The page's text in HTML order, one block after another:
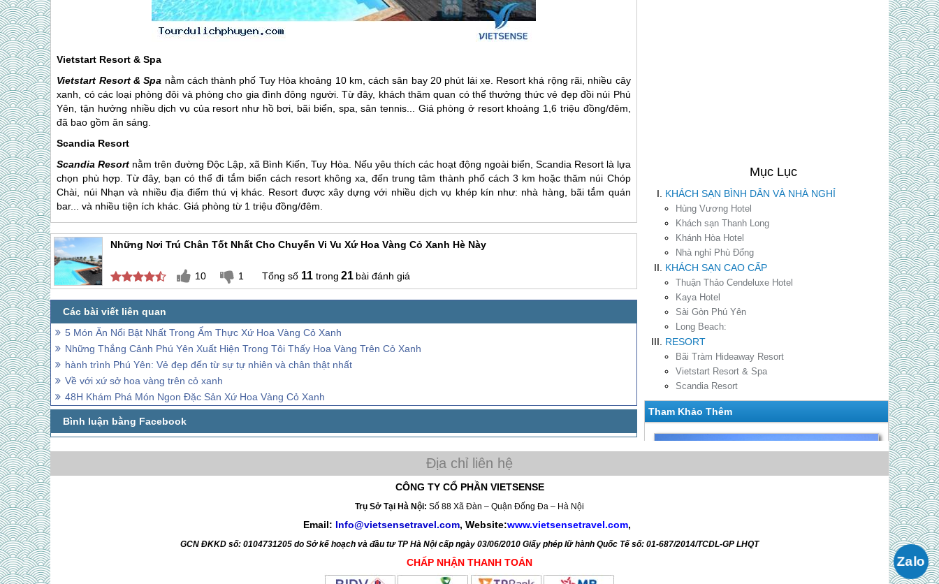
KHÁCH SẠN BÌNH DÂN VÀ NHÀ NGHỈ
Hùng Vương Hotel
Khách sạn Thanh Long
Khánh Hòa Hotel
Nhà nghỉ Phù Đổng
KHÁCH SẠN CAO CẤP
Thuận Thảo Cendeluxe Hotel
Kaya Hotel
Sài Gòn Phú Yên
Long Beach:
RESORT
Bãi Tràm Hideaway Resort
Vietstart Resort & Spa
Scandia Resort
Tham Khảo Thêm
Vietstart Resort & Spa
Vietstart Resort & Spa nằm cách thành phố Tuy Hòa khoảng 10 km, cách sân bay 20 phút lái xe. Resort khá rộng rãi, nhiều cây
xanh, có các loại phòng đôi và phòng cho gia đình đông người. Từ đây, khách thăm quan có thể thưởng thức vẻ đẹp đồi núi Phú
Yên , tận hưởng nhiều dịch vụ của resort như hồ bơi, bãi biển, spa, sân tennis... Giá phòng ở resort khoảng 1,6 triệu đồng/đêm,
đã bao gồm ăn sáng.
Scandia Resort
Scandia Resort nằm trên đường Độc Lập, xã Bình Kiến, Tuy Hòa. Nếu yêu thích các hoạt động ngoài biển, Scandia Resort là lựa
chọn phù hợp. Từ đây, bạn có thể đi tắm biển cách resort không xa, đến trung tâm thành phố cách 3 km hoặc thăm núi Chóp
Chài, núi Nhạn và nhiều địa điểm thú vị khác. Resort được xây dựng với nhiều dịch vụ khép kín như: nhà hàng, bãi tắm quán
bar... và nhiều tiện ích khác. Giá phòng từ 1 triệu đồng/đêm.
Những Nơi Trú Chân Tốt Nhất Cho Chuyến Vi Vu Xứ Hoa Vàng Cỏ Xanh Hè Này
10 1 11 21 bài đánh giá
5 Món Ăn Nổi Bật Nhất Trong Ẩm Thực Xứ Hoa Vàng Cỏ Xanh
Những Thắng Cảnh Phú Yên Xuất Hiện Trong Tôi Thấy Hoa Vàng Trên Cỏ Xanh
hành trình Phú Yên: Vẻ đẹp đến từ sự tự nhiên và chân thật nhất
Về với xứ sở hoa vàng trên cỏ xanh
48H Khám Phá Món Ngon Đặc Sản Xứ Hoa Vàng Cỏ Xanh
CÔNG TY CỔ PHẦN VIETSENSE
Trụ Sở Tại Hà Nội: Số 88 Xã Đàn – Quận Đống Đa – Hà Nội
Email: Info@vietsensetravel.com, Website:www.vietsensetravel.com,
GCN ĐKKD số: 0104731205 do Sở kế hoạch và đầu tư TP Hà Nội cấp ngày 03/06/2010 Giấy phép lữ hành Quốc Tế số: 01-687/2014/TCDL-GP LHQT
CHẤP NHẬN THANH TOÁN